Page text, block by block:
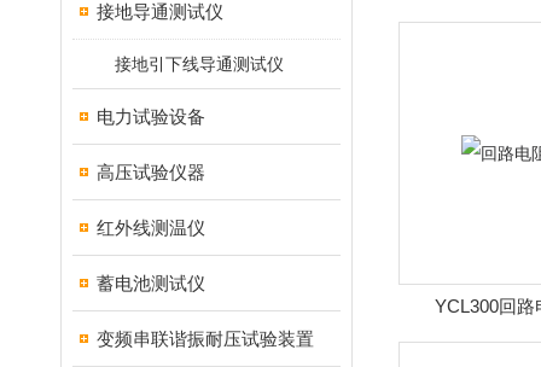
接地导通测试仪
接地引下线导通测试仪
电力试验设备
高压试验仪器
红外线测温仪
蓄电池测试仪
变频串联谐振耐压试验装置
YCL300回路